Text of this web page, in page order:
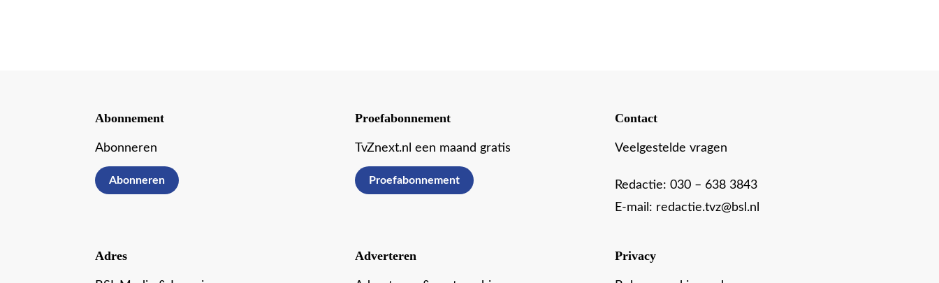
Abonnement
Abonneren
Abonneren
Proefabonnement
TvZnext.nl een maand gratis
Proefabonnement
Contact
Veelgestelde vragen
Redactie: 030 – 638 3843
E-mail: redactie.tvz@bsl.nl
Adres Adverteren Privacy